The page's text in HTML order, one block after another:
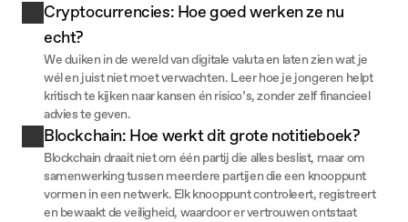
Cryptocurrencies: Hoe goed werken ze nu
echt?
We duiken in de wereld van digitale valuta en laten zien wat je
wél en juist niet moet verwachten. Leer hoe je jongeren helpt
kritisch te kijken naar kansen én risico’s, zonder zelf financieel
advies te geven.
Blockchain: Hoe werkt dit grote notitieboek?
Blockchain draait niet om één partij die alles beslist, maar om
samenwerking tussen meerdere partijen die een knooppunt
vormen in een netwerk. Elk knooppunt controleert, registreert
en bewaakt de veiligheid, waardoor er vertrouwen ontstaat